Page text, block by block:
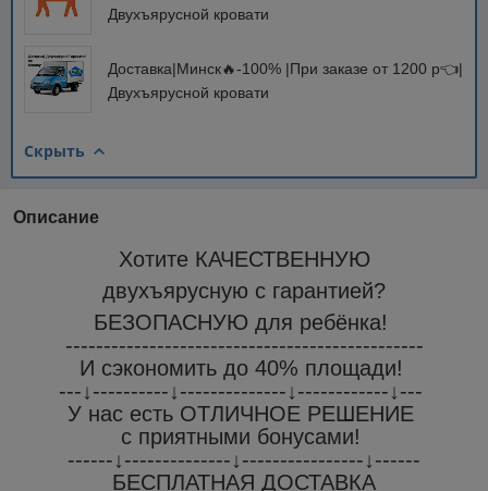
Двухъярусной кровати
Доставка|Минск🔥-100% |При заказе от 1200 р👈|
Двухъярусной кровати
Скрыть
Описание
Хотите КАЧЕСТВЕННУЮ
двухъярусную с гарантией?
БЕЗОПАСНУЮ для ребёнка!
-----------------------------------------------
И сэкономить до 40% площади!
---↓----------↓--------------↓------------↓---
У нас есть ОТЛИЧНОЕ РЕШЕНИЕ
с приятными бонусами!
------↓--------------↓----------------↓------
БЕСПЛАТНАЯ ДОСТАВКА